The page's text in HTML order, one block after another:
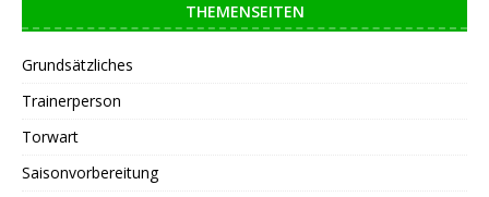
THEMENSEITEN
Grundsätzliches
Trainerperson
Torwart
Saisonvorbereitung